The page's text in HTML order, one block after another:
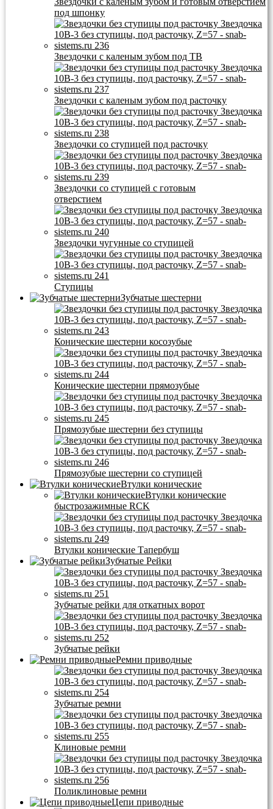
под шпонку
Звездочки с каленым зубом под ТВ
Звездочки с каленым зубом под расточку
Звездочки со ступицей под расточку
Звездочки со ступицей с готовым
отверстием
Звездочки чугунные со ступицей
Ступицы
Зубчатые шестерни
Конические шестерни косозубые
Конические шестерни прямозубые
Прямозубые шестерни без ступицы
Прямозубые шестерни со ступицей
Втулки конические
Втулки конические
быстрозажимные RCK
Втулки конические Тапербуш
Зубчатые Рейки
Зубчатые рейки для откатных ворот
Зубчатые рейки
Ремни приводные
Зубчатые ремни
Клиновые ремни
Поликлиновые ремни
Цепи приводные